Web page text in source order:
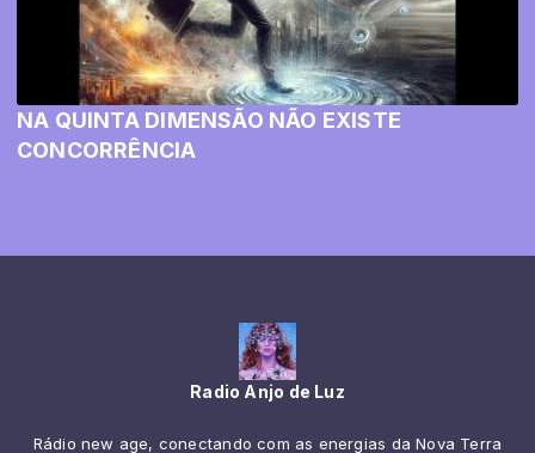
NA QUINTA DIMENSÃO NÃO EXISTE
CONCORRÊNCIA
Radio Anjo de Luz
Rádio new age, conectando com as energias da Nova Terra